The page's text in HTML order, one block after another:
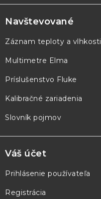
á
p
ä
e
Navštevované
Záznam teploty a vlhkosti
Multimetre Elma
Príslušenstvo Fluke
Kalibračné zariadenia
Slovník pojmov
Váš účet
Prihlásenie používateľa
Registrácia